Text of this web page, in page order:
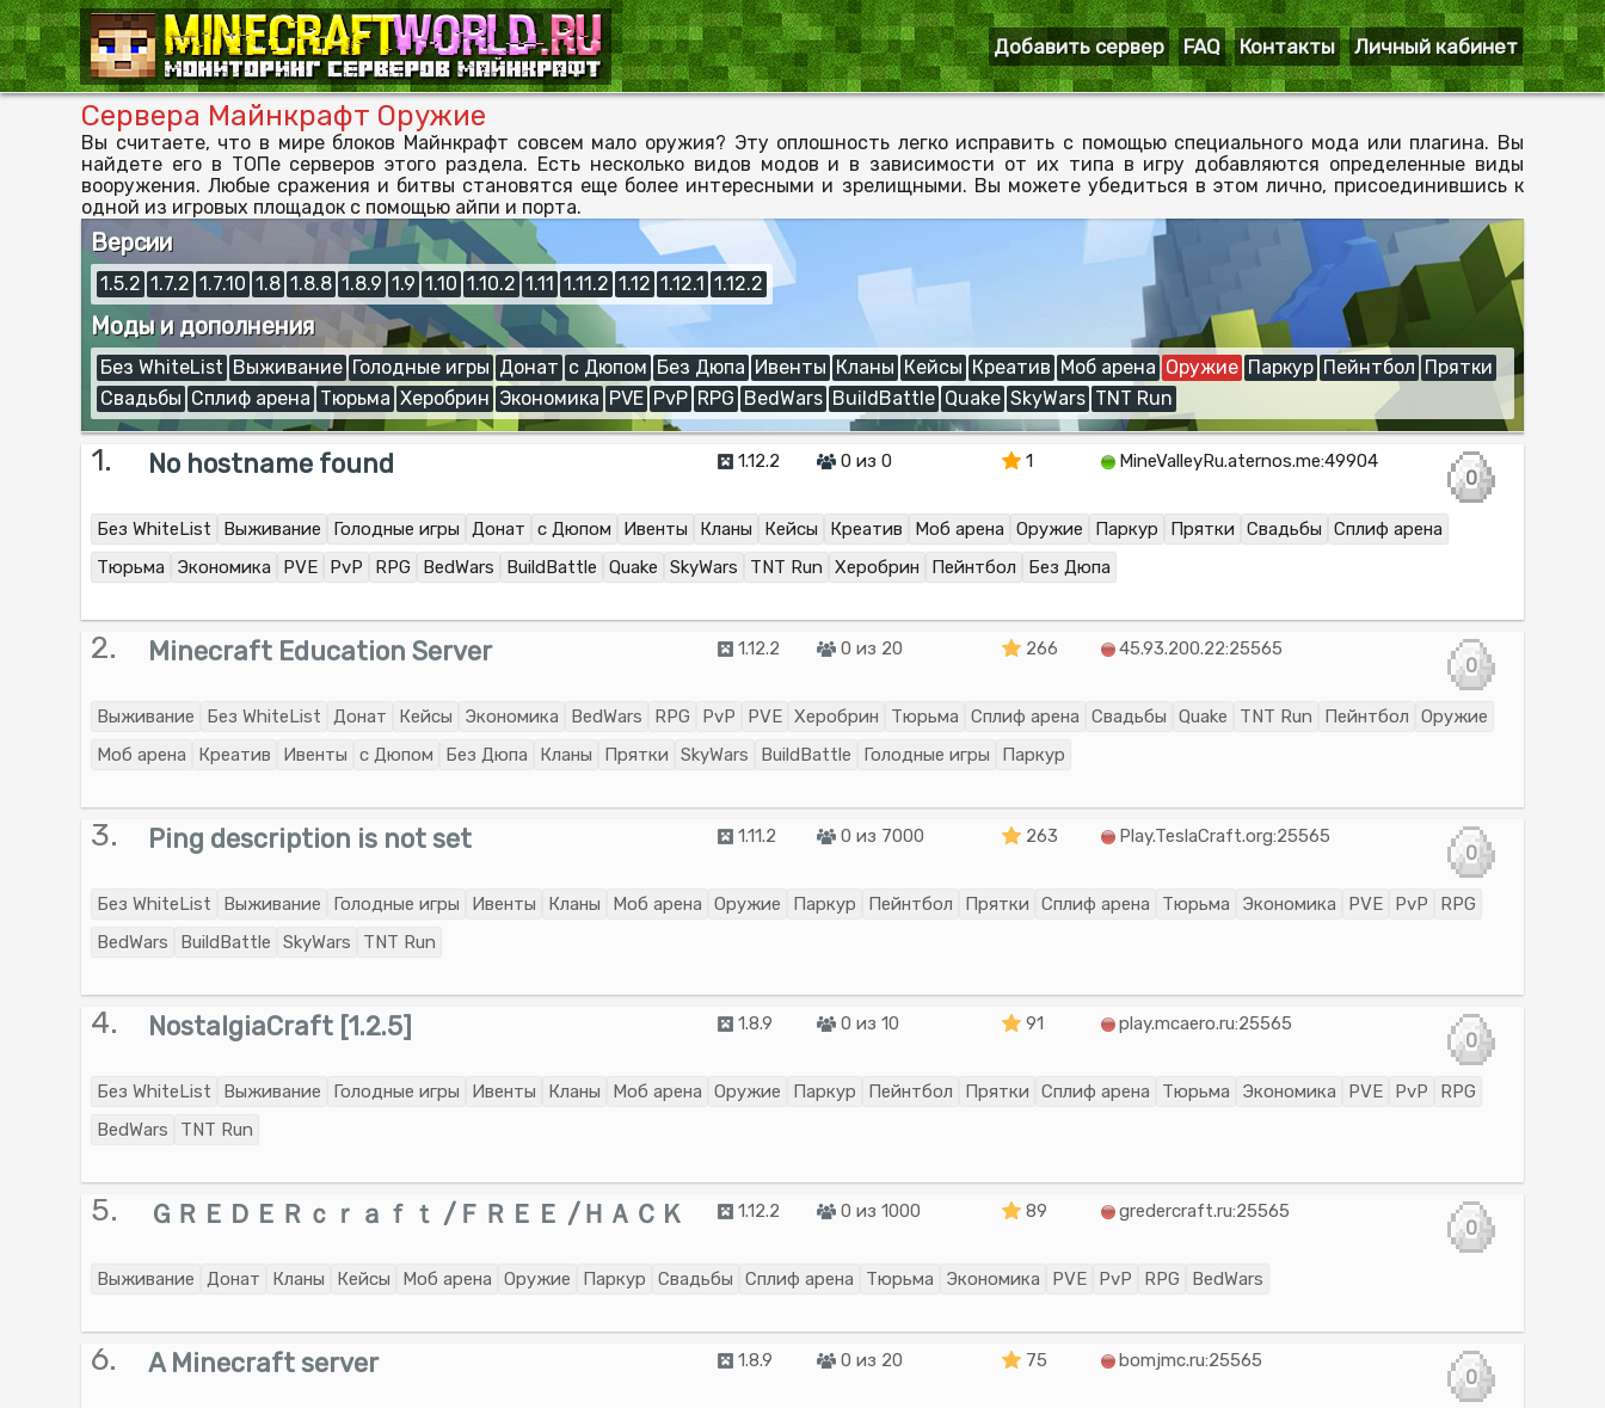
Добавить сервер FAQ Контакты Личный кабинет
Сервера Майнкрафт Оружие
Вы считаете, что в мире блоков Майнкрафт совсем мало оружия? Эту оплошность легко исправить с помощью специального мода или плагина. Вы
найдете его в ТОПе серверов этого раздела. Есть несколько видов модов и в зависимости от их типа в игру добавляются определенные виды
вооружения. Любые сражения и битвы становятся еще более интересными и зрелищными. Вы можете убедиться в этом лично, присоединившись к
одной из игровых площадок с помощью айпи и порта.
Версии
1.5.2 1.7.2 1.7.10 1.8 1.8.8 1.8.9 1.9 1.10 1.10.2 1.11 1.11.2 1.12 1.12.1 1.12.2
Моды и дополнения
Без WhiteList Выживание Голодные игры Донат с Дюпом Без Дюпа Ивенты Кланы Кейсы Креатив Моб арена Оружие Паркур Пейнтбол Прятки
Свадьбы Сплиф арена Тюрьма Херобрин Экономика PVE PvP RPG BedWars BuildBattle Quake SkyWars TNT Run
1. No hostname found 1.12.2 0 из 0 1 MineValleyRu.aternos.me:49904
0
Без WhiteList Выживание Голодные игры Донат с Дюпом Ивенты Кланы Кейсы Креатив Моб арена Оружие Паркур Прятки Свадьбы
Сплиф арена
Тюрьма
Экономика PVE PvP RPG BedWars BuildBattle Quake SkyWars TNT Run Херобрин Пейнтбол Без Дюпа
2. Minecraft Education Server 1.12.2 0 из 20 266 45.93.200.22:25565
0
Выживание Без WhiteList Донат Кейсы Экономика BedWars RPG PvP PVE Херобрин Тюрьма Сплиф арена Свадьбы Quake TNT Run Пейнтбол
Оружие
Моб арена
Креатив Ивенты с Дюпом Без Дюпа Кланы Прятки SkyWars BuildBattle Голодные игры Паркур
3. Ping description is not set 1.11.2 0 из 7000 263 Play.TeslaCraft.org:25565
0
Без WhiteList Выживание Голодные игры Ивенты Кланы Моб арена Оружие Паркур Пейнтбол Прятки Сплиф арена Тюрьма Экономика PVE PvP
RPG
BedWars
BuildBattle SkyWars TNT Run
4. NostalgiaCraft [1.2.5] 1.8.9 0 из 10 91 play.mcaero.ru:25565
0
Без WhiteList Выживание Голодные игры Ивенты Кланы Моб арена Оружие Паркур Пейнтбол Прятки Сплиф арена Тюрьма Экономика PVE PvP
RPG
BedWars
TNT Run
5. ＧＲＥＤＥＲｃｒａｆｔ /ＦＲＥＥ /ＨＡＣＫ 1.12.2 0 из 1000 89 gredercraft.ru:25565
0
Выживание Донат Кланы Кейсы Моб арена Оружие Паркур Свадьбы Сплиф арена Тюрьма Экономика PVE PvP RPG BedWars
6. A Minecraft server 1.8.9 0 из 20 75 bomjmc.ru:25565
0